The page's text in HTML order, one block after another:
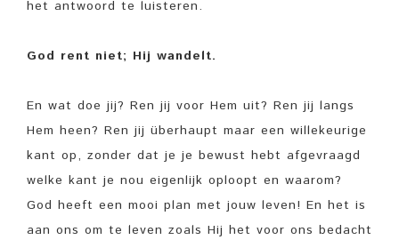
het antwoord te luisteren.
God rent niet; Hij wandelt.
En wat doe jij? Ren jij voor Hem uit? Ren jij langs
Hem heen? Ren jij überhaupt maar een willekeurige
kant op, zonder dat je je bewust hebt afgevraagd
welke kant je nou eigenlijk oploopt en waarom?
God heeft een mooi plan met jouw leven! En het is
aan ons om te leven zoals Hij het voor ons bedacht